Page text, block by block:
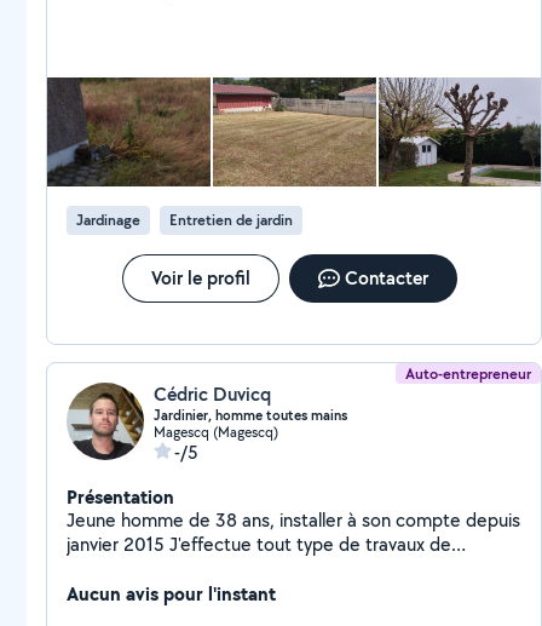
soignés et adaptés à vos besoins.
Jardinage Entretien de jardin
Voir le profil Contacter
Auto-entrepreneur
Cédric Duvicq
Jardinier, homme toutes mains
Magescq (Magescq)
-/5
Présentation
Jeune homme de 38 ans, installer à son compte depuis
janvier 2015 J'effectue tout type de travaux de
de maison J'ai également de l'expérience dans le
Aucun avis pour l'instant